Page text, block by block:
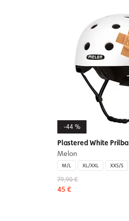
-44 %
Plastered White Prilba
Melon
M/L XL/XXL XXS/S
79,90 €
45 €